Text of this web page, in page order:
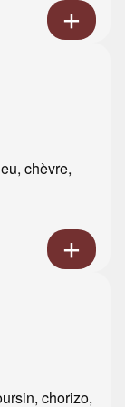
chèvre,
chorizo,